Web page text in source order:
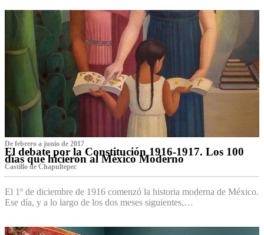
De febrero a junio de 2017
El debate por la Constitución 1916-1917. Los 100
días que hicieron al México Moderno
Castillo de Chapultepec
El 1º de diciembre de 1916 comenzó la historia moderna de México.
Ese día, y a lo largo de los dos meses siguientes,…